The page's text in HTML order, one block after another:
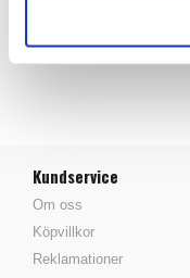
Kundservice
Om oss
Köpvillkor
Reklamationer